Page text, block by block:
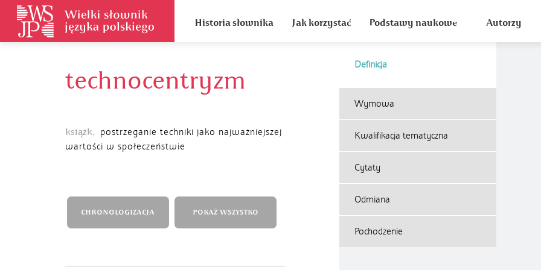
Historia słownika Jak korzystać Podstawy naukowe Autorzy
technocentryzm
Definicja
książk.
postrzeganie techniki jako najważniejszej
wartości w społeczeństwie
Wymowa
Kwalifikacja tematyczna
Cytaty
Odmiana
Pochodzenie
CHRONOLOGIZACJA POKAŻ WSZYSTKO